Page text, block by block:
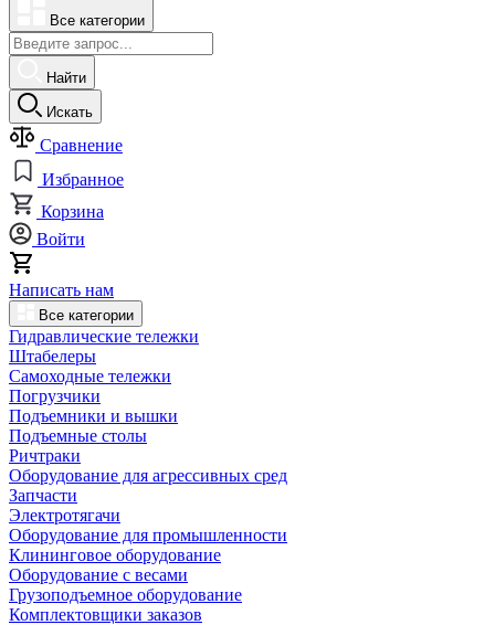
Все категории
Найти
Искать
Сравнение
Избранное
Корзина
Войти
Написать нам
Все категории
Гидравлические тележки
Штабелеры
Самоходные тележки
Погрузчики
Подъемники и вышки
Подъемные столы
Ричтраки
Оборудование для агрессивных сред
Запчасти
Электротягачи
Оборудование для промышленности
Клининговое оборудование
Оборудование с весами
Грузоподъемное оборудование
Комплектовщики заказов